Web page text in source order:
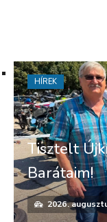
Tisztelt
Barátaim!
2026.
HÍREK